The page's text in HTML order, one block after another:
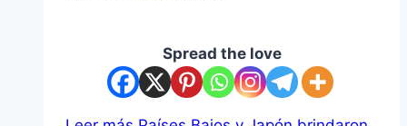
Spread the love